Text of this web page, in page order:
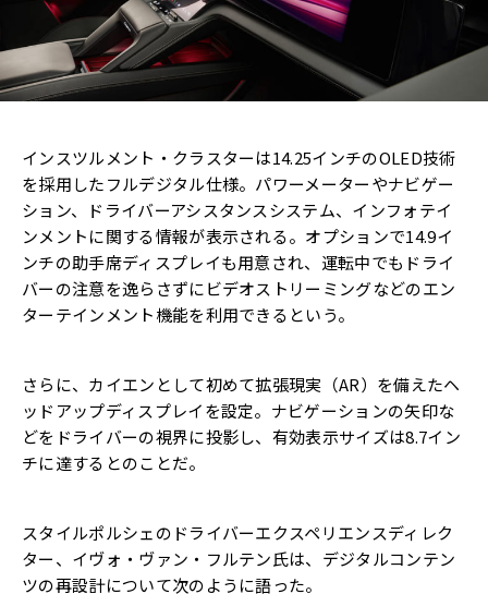
インスツルメント・クラスターは14.25インチのOLED技術
を採用したフルデジタル仕様。パワーメーターやナビゲー
ション、ドライバーアシスタンスシステム、インフォテイ
ンメントに関する情報が表示される。オプションで14.9イ
ンチの助手席ディスプレイも用意され、運転中でもドライ
バーの注意を逸らさずにビデオストリーミングなどのエン
ターテインメント機能を利用できるという。
さらに、カイエンとして初めて拡張現実（AR）を備えたヘ
ッドアップディスプレイを設定。ナビゲーションの矢印な
どをドライバーの視界に投影し、有効表示サイズは8.7イン
チに達するとのことだ。
スタイルポルシェのドライバーエクスペリエンスディレク
ター、イヴォ・ヴァン・フルテン氏は、デジタルコンテン
ツの再設計について次のように語った。